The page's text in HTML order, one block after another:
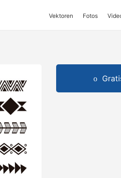
Vektoren Fotos